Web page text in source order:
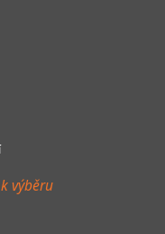
výběru